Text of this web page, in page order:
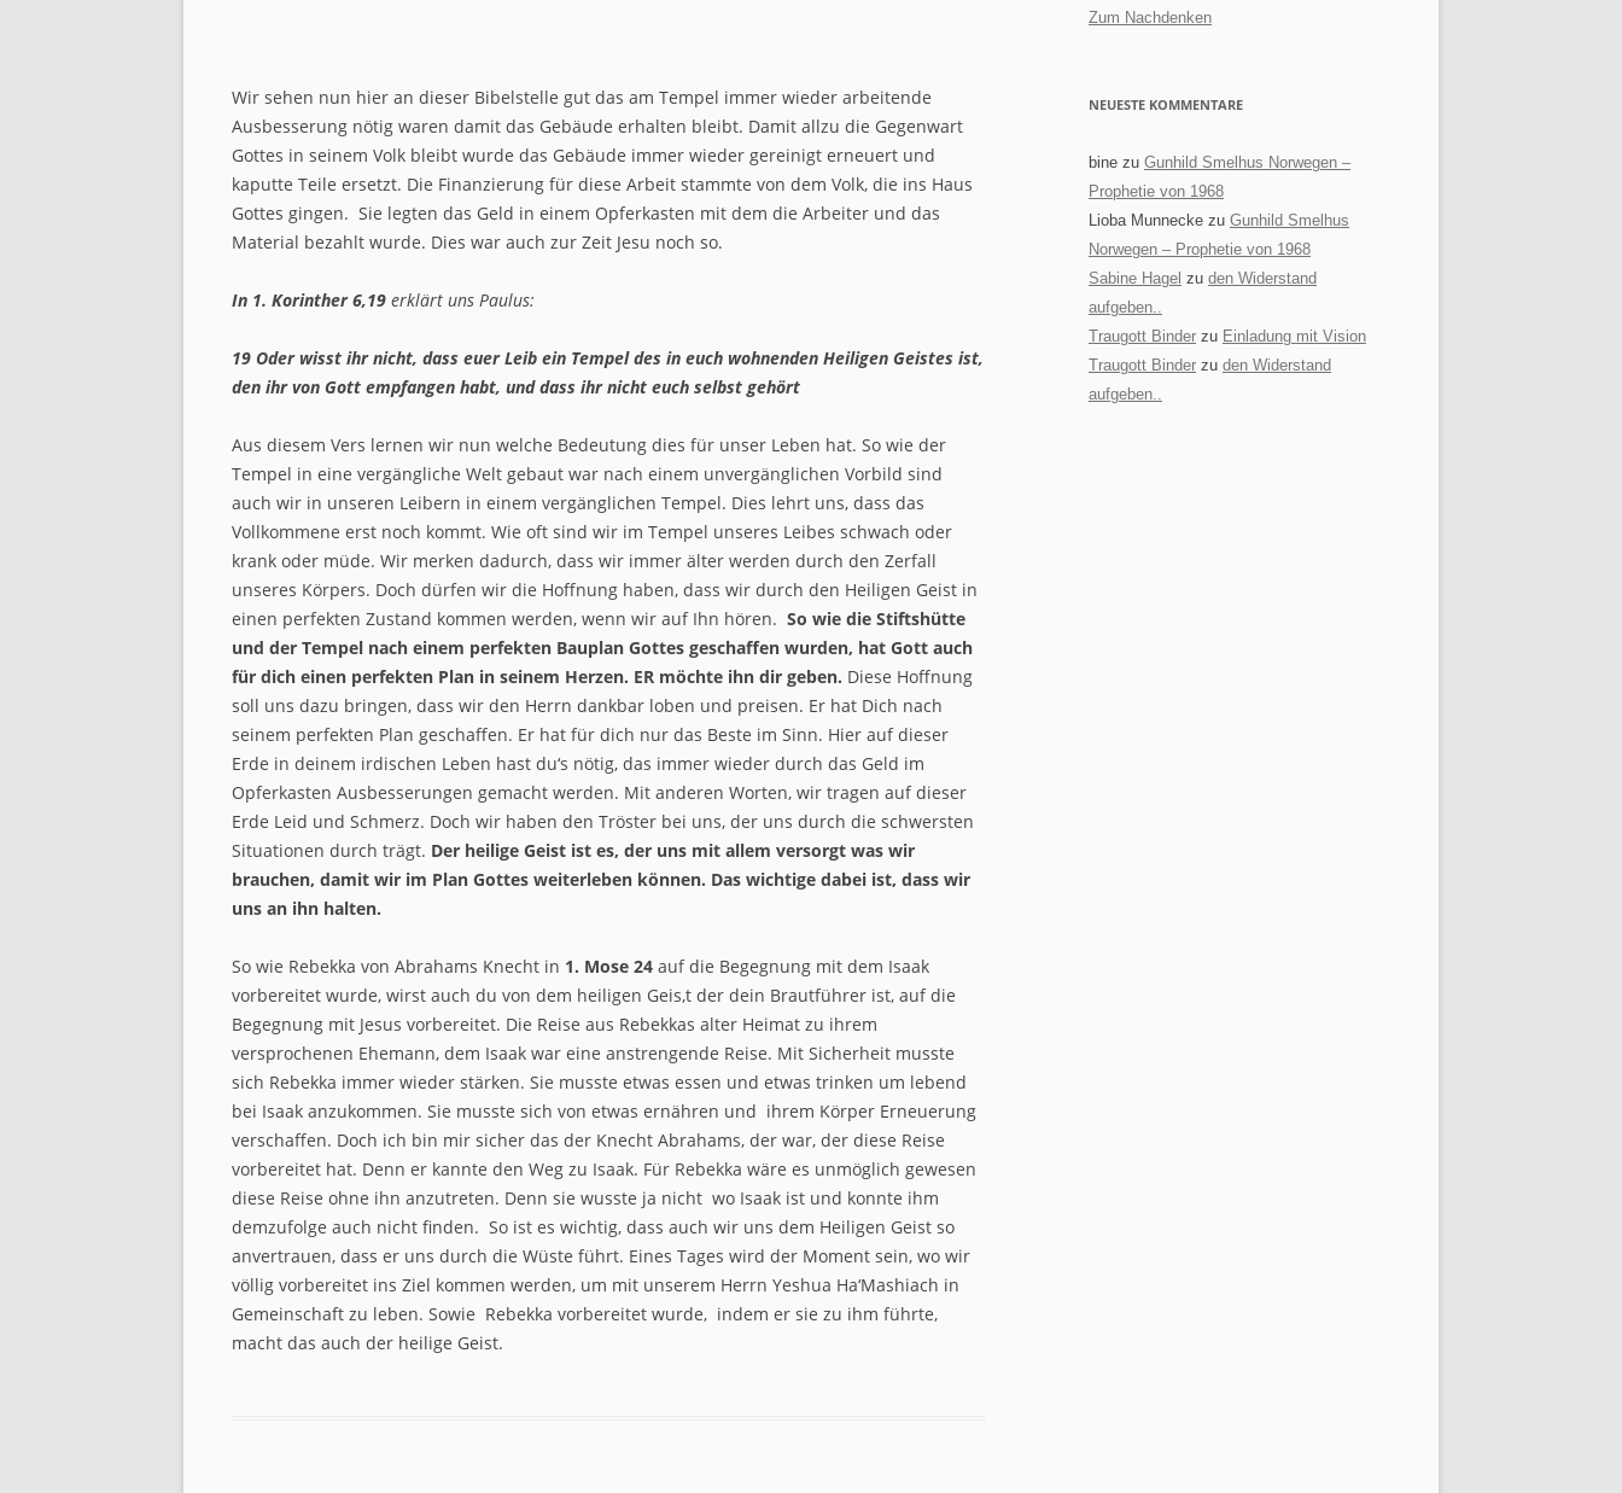
Wir sehen nun hier an dieser Bibelstelle gut das am Tempel immer wieder arbeitende
Ausbesserung nötig waren damit das Gebäude erhalten bleibt. Damit allzu die Gegenwart
Gottes in seinem Volk bleibt wurde das Gebäude immer wieder gereinigt erneuert und
kaputte Teile ersetzt. Die Finanzierung für diese Arbeit stammte von dem Volk, die ins Haus
Gottes gingen. Sie legten das Geld in einem Opferkasten mit dem die Arbeiter und das
Material bezahlt wurde. Dies war auch zur Zeit Jesu noch so.
In 1. Korinther 6,19 erklärt uns Paulus:
19 Oder wisst ihr nicht, dass euer Leib ein Tempel des in euch wohnenden Heiligen Geistes ist,
den ihr von Gott empfangen habt, und dass ihr nicht euch selbst gehört
Aus diesem Vers lernen wir nun welche Bedeutung dies für unser Leben hat. So wie der
Tempel in eine vergängliche Welt gebaut war nach einem unvergänglichen Vorbild sind
auch wir in unseren Leibern in einem vergänglichen Tempel. Dies lehrt uns, dass das
Vollkommene erst noch kommt. Wie oft sind wir im Tempel unseres Leibes schwach oder
krank oder müde. Wir merken dadurch, dass wir immer älter werden durch den Zerfall
unseres Körpers. Doch dürfen wir die Hoffnung haben, dass wir durch den Heiligen Geist in
einen perfekten Zustand kommen werden, wenn wir auf Ihn hören. So wie die Stiftshütte
und der Tempel nach einem perfekten Bauplan Gottes geschaffen wurden, hat Gott auch
für dich einen perfekten Plan in seinem Herzen. ER möchte ihn dir geben. Diese Hoffnung
soll uns dazu bringen, dass wir den Herrn dankbar loben und preisen. Er hat Dich nach
seinem perfekten Plan geschaffen. Er hat für dich nur das Beste im Sinn. Hier auf dieser
Erde in deinem irdischen Leben hast du‘s nötig, das immer wieder durch das Geld im
Opferkasten Ausbesserungen gemacht werden. Mit anderen Worten, wir tragen auf dieser
Erde Leid und Schmerz. Doch wir haben den Tröster bei uns, der uns durch die schwersten
Situationen durch trägt. Der heilige Geist ist es, der uns mit allem versorgt was wir
brauchen, damit wir im Plan Gottes weiterleben können. Das wichtige dabei ist, dass wir
uns an ihn halten.
So wie Rebekka von Abrahams Knecht in 1. Mose 24 auf die Begegnung mit dem Isaak
vorbereitet wurde, wirst auch du von dem heiligen Geis,t der dein Brautführer ist, auf die
Begegnung mit Jesus vorbereitet. Die Reise aus Rebekkas alter Heimat zu ihrem
versprochenen Ehemann, dem Isaak war eine anstrengende Reise. Mit Sicherheit musste
sich Rebekka immer wieder stärken. Sie musste etwas essen und etwas trinken um lebend
bei Isaak anzukommen. Sie musste sich von etwas ernähren und ihrem Körper Erneuerung
verschaffen. Doch ich bin mir sicher das der Knecht Abrahams, der war, der diese Reise
vorbereitet hat. Denn er kannte den Weg zu Isaak. Für Rebekka wäre es unmöglich gewesen
diese Reise ohne ihn anzutreten. Denn sie wusste ja nicht wo Isaak ist und konnte ihm
demzufolge auch nicht finden. So ist es wichtig, dass auch wir uns dem Heiligen Geist so
anvertrauen, dass er uns durch die Wüste führt. Eines Tages wird der Moment sein, wo wir
völlig vorbereitet ins Ziel kommen werden, um mit unserem Herrn Yeshua Ha‘Mashiach in
Gemeinschaft zu leben. Sowie Rebekka vorbereitet wurde, indem er sie zu ihm führte,
macht das auch der heilige Geist.
Zum Nachdenken
NEUESTE KOMMENTARE
bine zu Gunhild Smelhus Norwegen –
Prophetie von 1968
Lioba Munnecke zu Gunhild Smelhus
Norwegen – Prophetie von 1968
Sabine Hagel zu den Widerstand
aufgeben..
Traugott Binder zu Einladung mit Vision
Traugott Binder zu den Widerstand
aufgeben..